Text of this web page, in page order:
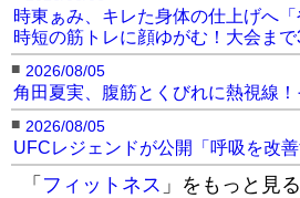
時東ぁみ、キレた身体の仕上げへ
時短の筋トレに顔ゆがむ！大会まで
■ 2026/08/05
角田夏実、腹筋とくびれに熱視線
■ 2026/08/05
UFCレジェンドが公開「呼吸を改
「 フィットネス 」をもっと見る